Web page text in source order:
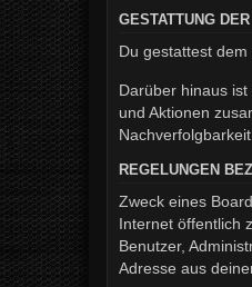
GESTATTUNG
Du gestattest
Darüber hinaus
und Aktionen
REGELUNGEN
Zweck eines
Internet öffentlich
Benutzer,
Adresse aus